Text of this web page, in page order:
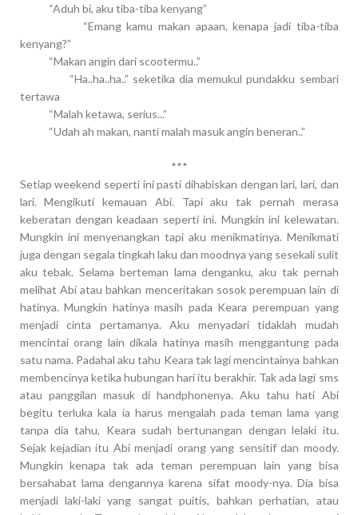
“Aduh bi, aku tiba-tiba kenyang”
“Emang kamu makan apaan, kenapa jadi tiba-tiba
kenyang?”
“Makan angin dari scootermu..”
“Ha..ha..ha..” seketika dia memukul pundakku sembari
tertawa
“Malah ketawa, serius...”
“Udah ah makan, nanti malah masuk angin beneran..”
***
Setiap weekend seperti ini pasti dihabiskan dengan lari, lari, dan
lari. Mengikuti kemauan Abi. Tapi aku tak pernah merasa
keberatan dengan keadaan seperti ini. Mungkin ini kelewatan.
Mungkin ini menyenangkan tapi aku menikmatinya. Menikmati
juga dengan segala tingkah laku dan moodnya yang sesekali sulit
aku tebak. Selama berteman lama denganku, aku tak pernah
melihat Abi atau bahkan menceritakan sosok perempuan lain di
hatinya. Mungkin hatinya masih pada Keara perempuan yang
menjadi cinta pertamanya. Aku menyadari tidaklah mudah
mencintai orang lain dikala hatinya masih menggantung pada
satu nama. Padahal aku tahu Keara tak lagi mencintainya bahkan
membencinya ketika hubungan hari itu berakhir. Tak ada lagi sms
atau panggilan masuk di handphonenya. Aku tahu hati Abi
begitu terluka kala ia harus mengalah pada teman lama yang
tanpa dia tahu, Keara sudah bertunangan dengan lelaki itu.
Sejak kejadian itu Abi menjadi orang yang sensitif dan moody.
Mungkin kenapa tak ada teman perempuan lain yang bisa
bersahabat lama dengannya karena sifat moody-nya. Dia bisa
menjadi laki-laki yang sangat puitis, bahkan perhatian, atau